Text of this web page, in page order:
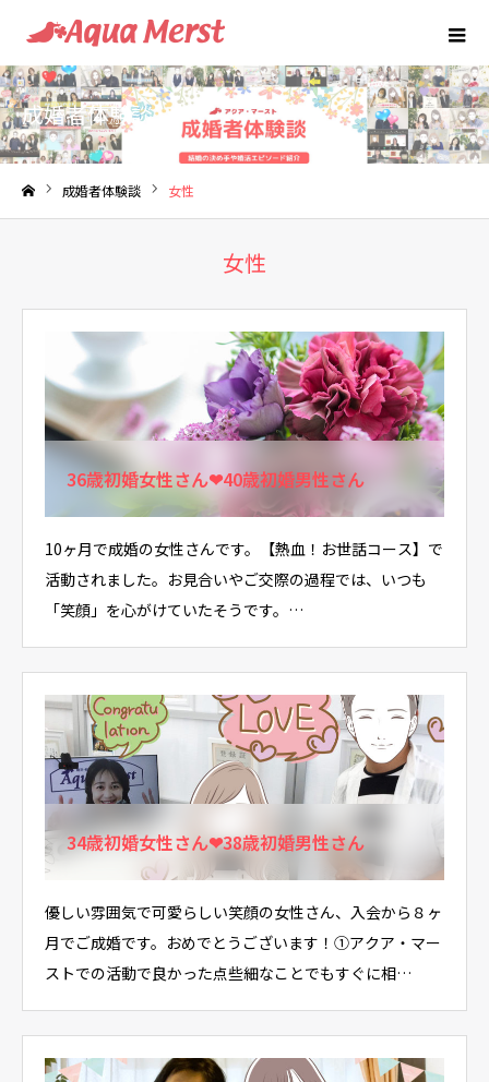
成婚者体験談
成婚者体験談 女性
女性
36歳初婚女性さん❤40歳初婚男性さん
10ヶ月で成婚の女性さんです。【熱血！お世話コース】で
活動されました。お見合いやご交際の過程では、いつも
「笑顔」を心がけていたそうです。…
34歳初婚女性さん❤38歳初婚男性さん
優しい雰囲気で可愛らしい笑顔の女性さん、入会から８ヶ
月でご成婚です。おめでとうございます！①アクア・マー
ストでの活動で良かった点些細なことでもすぐに相…